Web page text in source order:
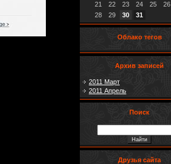
21
22 23 24 25 26
28
29 30 31
Облако тегов
Архив записей
2011 Март
2011 Апрель
Поиск
Друзья сайта